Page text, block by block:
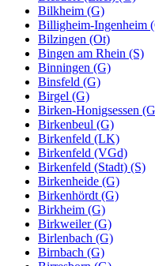
Bilkheim (G)
Billigheim-Ingenheim
Bilzingen (Ot)
Bingen am Rhein (S)
Binningen (G)
Binsfeld (G)
Birgel (G)
Birken-Honigsessen
Birkenbeul (G)
Birkenfeld (LK)
Birkenfeld (VGd)
Birkenfeld (Stadt) (S)
Birkenheide (G)
Birkenhördt (G)
Birkheim (G)
Birkweiler (G)
Birlenbach (G)
Birnbach (G)